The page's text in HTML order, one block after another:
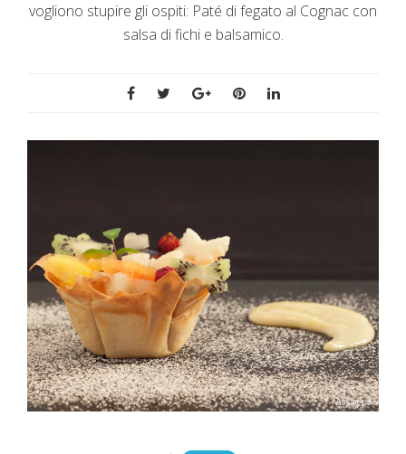
vogliono stupire gli ospiti: Paté di fegato al Cognac con
salsa di fichi e balsamico.